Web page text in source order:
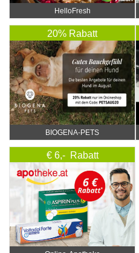
HelloFresh
20% Rabatt
BIOGENA-PETS
€ 6,- Rabatt